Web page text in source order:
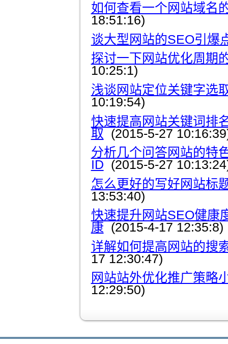
如何查看一个网站域名
18:51:16)
谈大型网站的SEO引爆
探讨一下网站优化周期
10:25:1)
浅谈网站定位关键字选
10:19:54)
快速提高网站关键词排
取 (2015-5-27
分析几个问答网站的特
ID (2015-5-27
怎么更好的写好网站标
13:53:40)
快速提升网站SEO健康
康 (2015-4-17 12:35:8)
详解如何提高网站的搜
17 12:30:47)
网站站外优化推广策略
12:29:50)